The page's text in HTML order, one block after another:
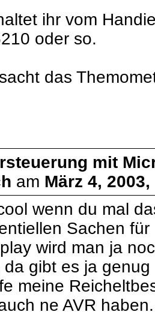
ihr vom
oder so.
das
mit
am März 4,
wenn du mal
Sachen
wird man ja
da gibt es ja
meine
ne AVR haben.